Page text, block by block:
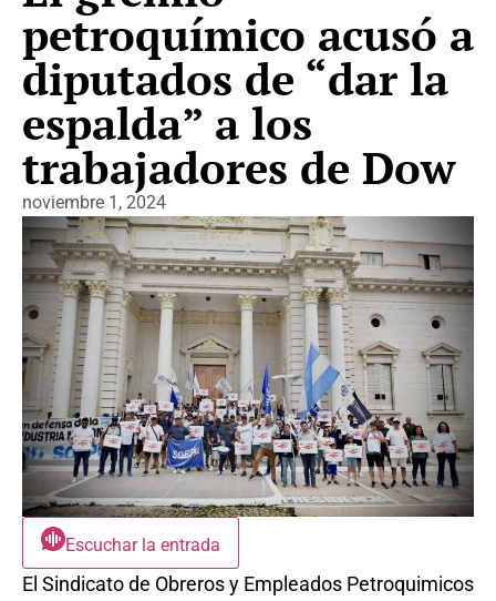
petroquímico acusó a
diputados de “dar la
espalda” a los
trabajadores de Dow
noviembre 1, 2024
Escuchar la entrada
El Sindicato de Obreros y Empleados Petroquimicos